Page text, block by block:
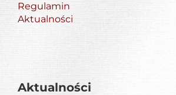
Regulamin
Aktualności
Aktualności